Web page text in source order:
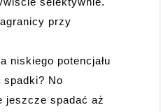
przy
niskiego potencjału
No
jeszcze spadać aż